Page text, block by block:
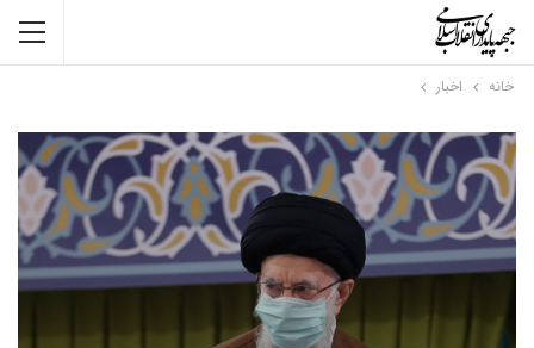
خانه اخبار